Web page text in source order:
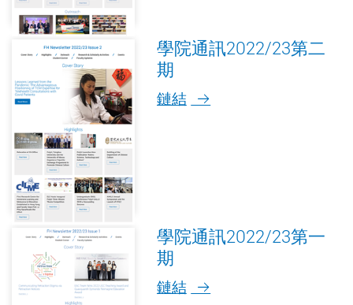
學院通訊2022/23第二
期
鏈結
學院通訊2022/23第一
期
鏈結